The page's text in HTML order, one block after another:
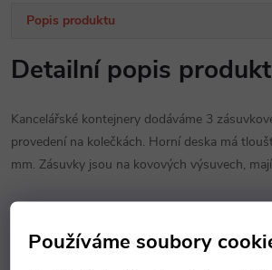
Používáme soubory
Popis produktu
Detailní popis
Kancelářské kontejnery dodáváme 3
provedení na kolečkách. Horní deska má
mm. Zásuvky jsou na kovových výsuvech,